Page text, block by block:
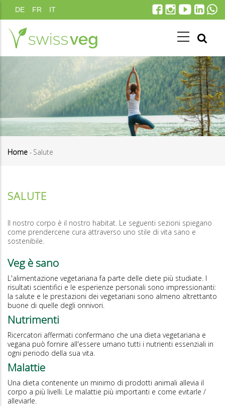
Salta
al
contenuto
principale
DE FR IT
pane
Home - Salute
SALUTE
Il nostro corpo è il nostro habitat. Le seguenti sezioni spiegano
come prendercene cura attraverso uno stile di vita sano e
sostenibile.
Veg è sano
L'alimentazione vegetariana fa parte delle diete più studiate. I
risultati scientifici e le esperienze personali sono impressionanti:
la salute e le prestazioni dei vegetariani sono almeno altrettanto
buone di quelle degli onnivori.
Nutrimenti
Ricercatori affermati confermano che una dieta vegetariana e
vegana può fornire all'essere umano tutti i nutrienti essenziali in
ogni periodo della sua vita.
Malattie
Una dieta contenente un minimo di prodotti animali allevia il
corpo a più livelli. Le malattie più importanti e come evitarle /
alleviarle.